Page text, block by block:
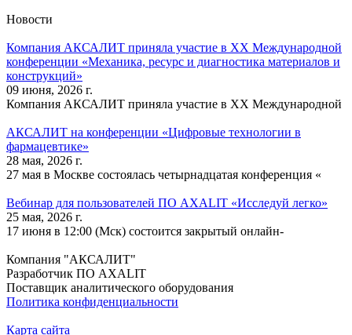
Новости
Компания АКСАЛИТ приняла участие в XX Международной
конференции «Механика, ресурс и диагностика материалов и
конструкций»
09 июня, 2026 г.
Компания АКСАЛИТ приняла участие в XX Международной
АКСАЛИТ на конференции «Цифровые технологии в
фармацевтике»
28 мая, 2026 г.
27 мая в Москве состоялась четырнадцатая конференция «
Вебинар для пользователей ПО AXALIT «Исследуй легко»
25 мая, 2026 г.
17 июня в 12:00 (Мск) состоится закрытый онлайн-
Компания "АКСАЛИТ"
Разработчик ПО AXALIT
Поставщик аналитического оборудования
Политика конфиденциальности
Карта сайта